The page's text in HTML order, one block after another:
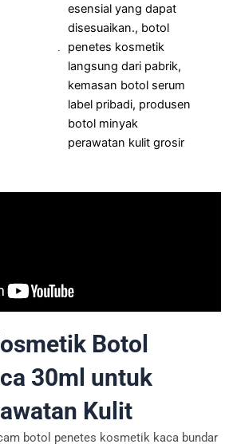
esensial yang dapat
disesuaikan., botol
penetes kosmetik
langsung dari pabrik,
kemasan botol serum
label pribadi, produsen
botol minyak
perawatan kulit grosir
Botol
30ml untuk
Kulit
botol penetes kosmetik kaca bundar